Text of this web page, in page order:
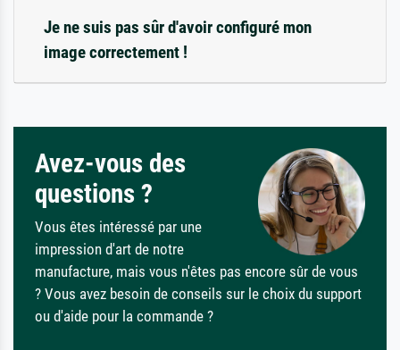
Je ne suis pas sûr d'avoir configuré mon
image correctement !
Avez-vous des
questions ?
Vous êtes intéressé par une
impression d'art de notre
manufacture, mais vous n'êtes pas encore sûr de vous
? Vous avez besoin de conseils sur le choix du support
ou d'aide pour la commande ?